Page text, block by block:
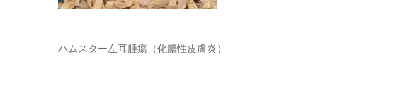
ハムスター左耳腫瘍（化膿性皮膚炎）